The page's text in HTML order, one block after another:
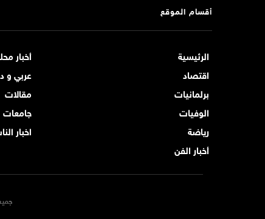
أقسام الموقع
الرئيسية
أخبار
اقتصاد
عربي و
برلمانيات
مقالات
الوفيات
جامعات
رياضة
اخبار
أخبار الفن